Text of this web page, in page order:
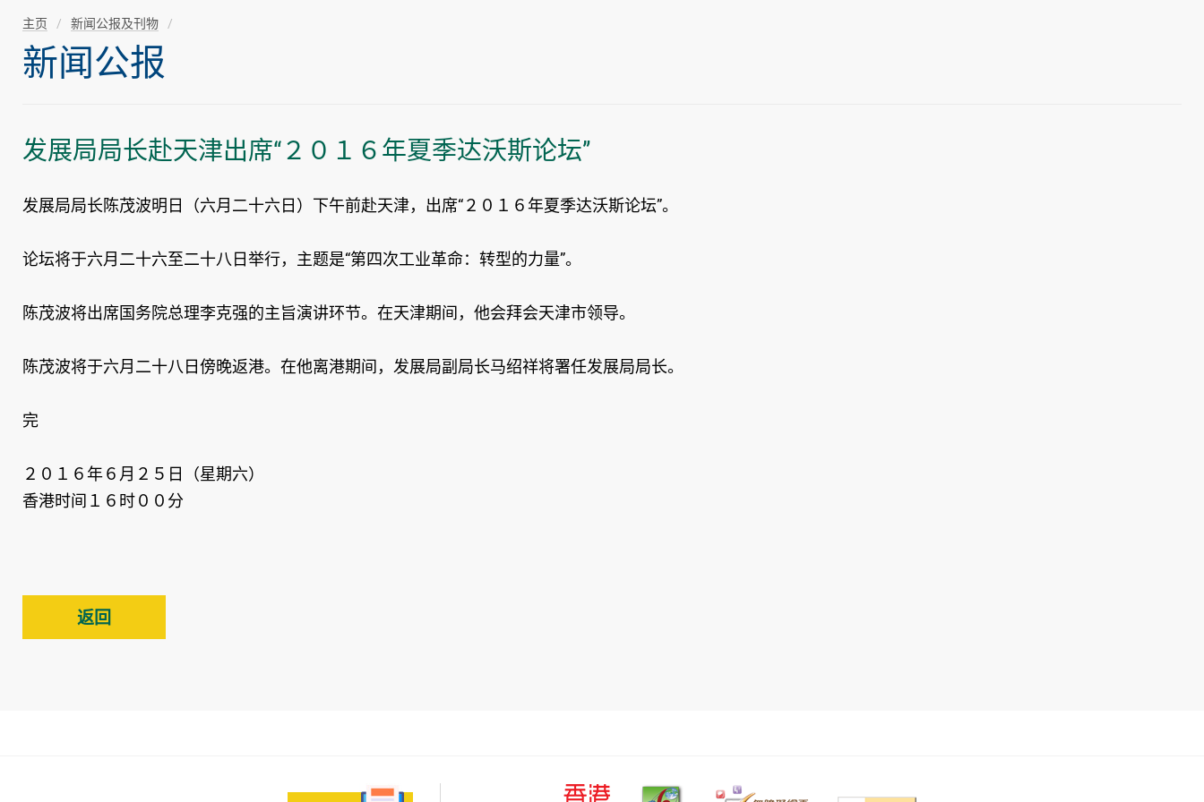
主页 新闻公报及刊物
新闻公报
发展局局长赴天津出席“２０１６年夏季达沃斯论坛”
发展局局长陈茂波明日（六月二十六日）下午前赴天津，出席“２０１６年夏季达沃斯论坛”。
论坛将于六月二十六至二十八日举行，主题是“第四次工业革命：转型的力量”。
陈茂波将出席国务院总理李克强的主旨演讲环节。在天津期间，他会拜会天津市领导。
陈茂波将于六月二十八日傍晚返港。在他离港期间，发展局副局长马绍祥将署任发展局局长。
完
２０１６年６月２５日（星期六）
香港时间１６时００分
返回